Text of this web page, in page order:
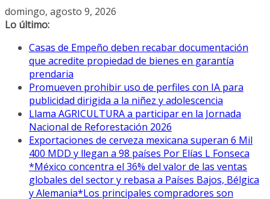
Saltar
al
domingo, agosto 9, 2026
Lo último:
Casas de Empeño deben recabar documentación
que acredite propiedad de bienes en garantía
prendaria
Promueven prohibir uso de perfiles con IA para
publicidad dirigida a la niñez y adolescencia
Llama AGRICULTURA a participar en la Jornada
Nacional de Reforestación 2026
Exportaciones de cerveza mexicana superan 6 Mil
400 MDD y llegan a 98 países Por Elías L Fonseca
*México concentra el 36% del valor de las ventas
globales del sector y rebasa a Países Bajos, Bélgica
y Alemania*Los principales compradores son